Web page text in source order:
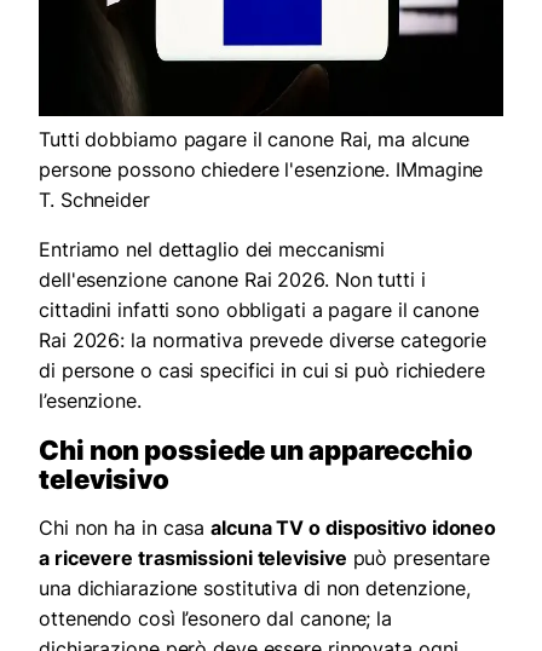
Tutti dobbiamo pagare il canone Rai, ma alcune
persone possono chiedere l'esenzione. IMmagine
T. Schneider
Entriamo nel dettaglio dei meccanismi
dell'esenzione canone Rai 2026. Non tutti i
cittadini infatti sono obbligati a pagare il canone
Rai 2026: la normativa prevede diverse categorie
di persone o casi specifici in cui si può richiedere
l’esenzione.
Chi non possiede un apparecchio
televisivo
Chi non ha in casaalcuna TV o dispositivo idoneo
a ricevere trasmissioni televisive può presentare
una dichiarazione sostitutiva di non detenzione,
ottenendo così l’esonero dal canone; la